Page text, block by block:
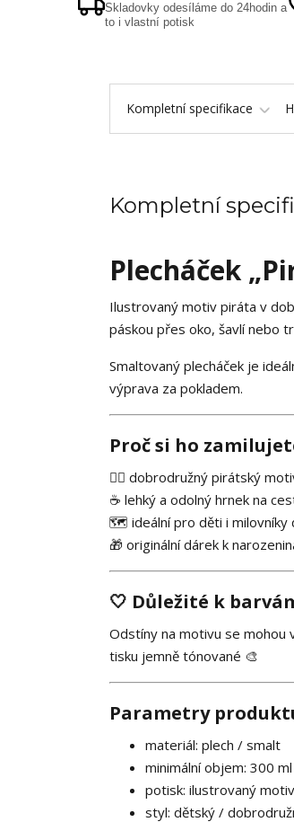
Skladovky odesíláme do 24hodin a
to i vlastní potisk
Kompletní specifikace
Kompletní
Plecháček
Ilustrovaný motiv piráta v
páskou přes oko, šavlí nebo
Smaltovaný plecháček je
výprava za pokladem.
Proč si ho
🏴‍☠️ dobrodružný pirátský
☕ lehký a odolný hrnek na
🗺️ ideální pro děti i milovníky
🎁 originální dárek k
🤍 Důležité k
Odstíny na motivu se mohou
tisku jemně tónované 🎨
Parametry
materiál: plech / smalt
minimální objem: 300
potisk: ilustrovaný
styl: dětský /